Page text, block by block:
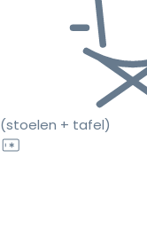
(stoelen + tafel)